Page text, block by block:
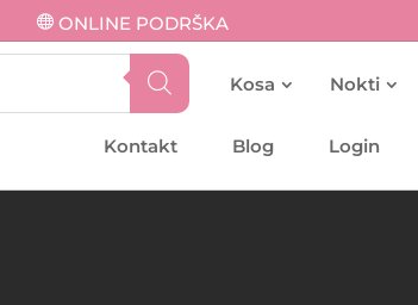
ONLINE PODRŠKA
Kosa Nokti
Kontakt Blog Login